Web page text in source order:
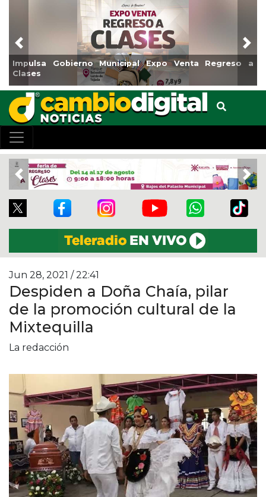
Municipal Expo Venta Regreso a
Reabrirá
Previous
Previous
Jun 28, 2021 / 22:41
Despiden a Doña Chaía, pilar
de la promoción cultural de la
Mixtequilla
La redacción